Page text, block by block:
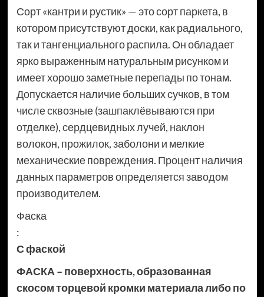
Сорт «кантри и рустик» — это сорт паркета, в
котором присутствуют доски, как радиального,
так и тангенциального распила. Он обладает
ярко выраженным натуральным рисунком и
имеет хорошо заметные перепады по тонам.
Допускается наличие больших сучков, в том
числе сквозные (зашпаклёвываются при
отделке), сердцевидных лучей, наклон
волокон, прожилок, заболони и мелкие
механические повреждения. Процент наличия
данных параметров определяется заводом
производителем.
Фаска
:
С фаской
ФАСКА – поверхность, образованная
скосом торцевой кромки материала либо по